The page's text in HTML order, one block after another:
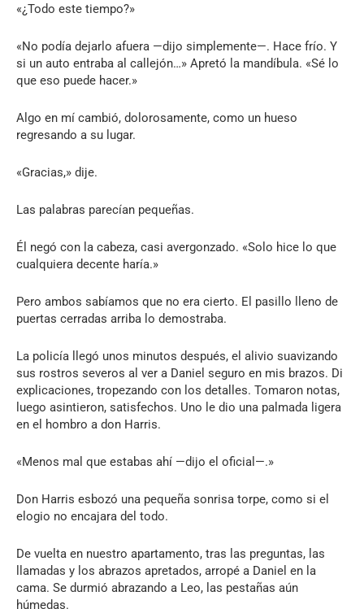
«¿Todo este tiempo?»
«No podía dejarlo afuera —dijo simplemente—. Hace frío. Y
si un auto entraba al callejón…» Apretó la mandíbula. «Sé lo
que eso puede hacer.»
Algo en mí cambió, dolorosamente, como un hueso
regresando a su lugar.
«Gracias,» dije.
Las palabras parecían pequeñas.
Él negó con la cabeza, casi avergonzado. «Solo hice lo que
cualquiera decente haría.»
Pero ambos sabíamos que no era cierto. El pasillo lleno de
puertas cerradas arriba lo demostraba.
La policía llegó unos minutos después, el alivio suavizando
sus rostros severos al ver a Daniel seguro en mis brazos. Di
explicaciones, tropezando con los detalles. Tomaron notas,
luego asintieron, satisfechos. Uno le dio una palmada ligera
en el hombro a don Harris.
«Menos mal que estabas ahí —dijo el oficial—.»
Don Harris esbozó una pequeña sonrisa torpe, como si el
elogio no encajara del todo.
De vuelta en nuestro apartamento, tras las preguntas, las
llamadas y los abrazos apretados, arropé a Daniel en la
cama. Se durmió abrazando a Leo, las pestañas aún
húmedas.